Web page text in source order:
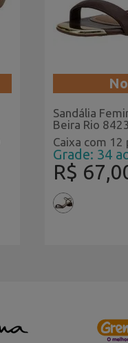
Sandália
Beira Rio
Caixa com 12
Grade: 34
R$